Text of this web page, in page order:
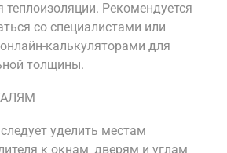
Рекомендуется
со специалистами или
калькуляторами для
толщины.
уделить местам
к окнам‚ дверям и углам